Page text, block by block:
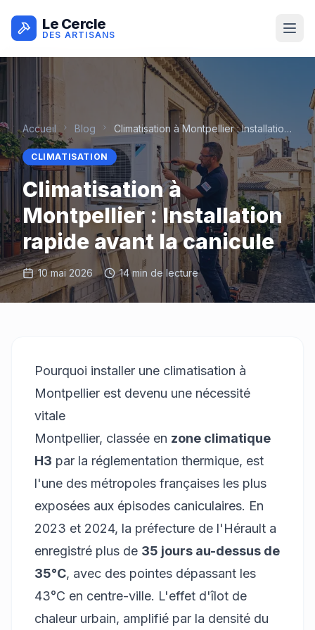
Le Cercle
DES ARTISANS
Accueil Blog Climatisation à Montpellier : Installation rapide avant la canicule
CLIMATISATION
Climatisation à
Montpellier : Installation
rapide avant la canicule
10 mai 2026 14 min de lecture
Pourquoi installer une climatisation à
Montpellier est devenu une nécessité
vitale
Montpellier, classée en zone climatique
H3 par la réglementation thermique, est
l'une des métropoles françaises les plus
exposées aux épisodes caniculaires. En
2023 et 2024, la préfecture de l'Hérault a
enregistré plus de 35 jours au-dessus de
35°C, avec des pointes dépassant les
43°C en centre-ville. L'effet d'îlot de
chaleur urbain, amplifié par la densité du